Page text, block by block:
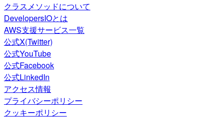
クラスメソッドについて
DevelopersIOとは
AWS支援サービス一覧
公式X(Twitter)
公式YouTube
公式Facebook
公式LinkedIn
アクセス情報
プライバシーポリシー
クッキーポリシー